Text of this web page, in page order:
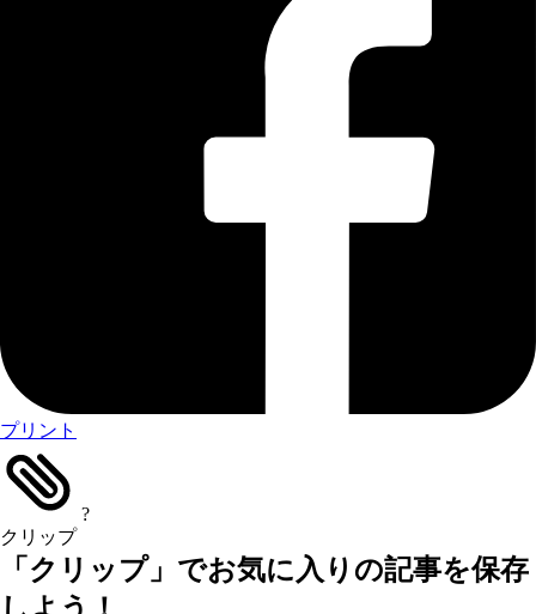
プリント
クリップ
?
「クリップ」でお気に入りの記事を保存